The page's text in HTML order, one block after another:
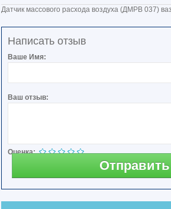
Датчик массового расхода воздуха (ДМРВ 037)
Написать отзыв
Ваше Имя:
Ваш отзыв:
Оценка:
Отправить